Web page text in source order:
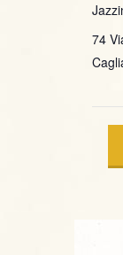
74